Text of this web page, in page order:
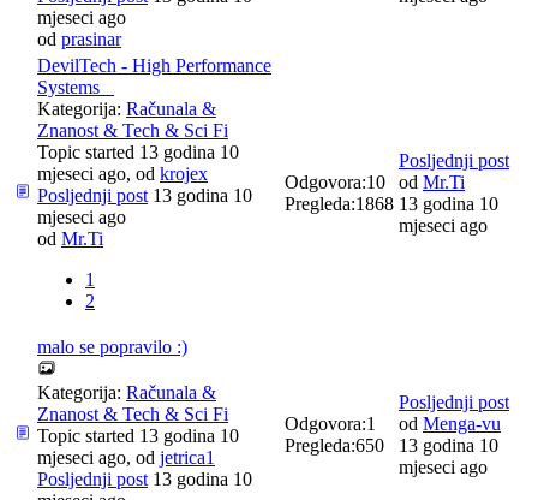
mjeseci ago
od prasinar
DevilTech - High Performance
Systems _
Kategorija: Računala &
Znanost & Tech & Sci Fi
Topic started 13 godina 10
mjeseci ago, od krojex
Posljednji post 13 godina 10
mjeseci ago
od Mr.Ti
1
2
Odgovora:10
Pregleda:1868
Posljednji post
od Mr.Ti
13 godina 10
mjeseci ago
malo se popravilo :)
Kategorija: Računala &
Znanost & Tech & Sci Fi
Topic started 13 godina 10
mjeseci ago, od jetrica1
Posljednji post 13 godina 10
Odgovora:1
Pregleda:650
Posljednji post
od Menga-vu
13 godina 10
mjeseci ago